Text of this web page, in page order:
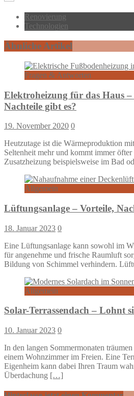
Renovierung
Technologien
Ähnliche Artikel
Fragen & Antworten
Elektroheizung für das Haus –
Nachteile gibt es?
19. November 2020 0
Heutzutage ist die Wärmeproduktion
Seltenheit mehr und kommt immer
Zusatzheizung beispielsweise im Bad
Allgemein
Lüftungsanlage – Vorteile,
18. Januar 2023 0
Eine Lüftungsanlage kann sowohl im
für angenehme und frische Raumluft
Bildung von Schimmel verhindern.
Allgemein
Solar-Terrassendach – Lohnt
10. Januar 2023 0
In den langen Sommermonaten
einem Wohnzimmer im Freien. Eine
Eigenheim kann dabei Ihren Traum
Überdachung […]